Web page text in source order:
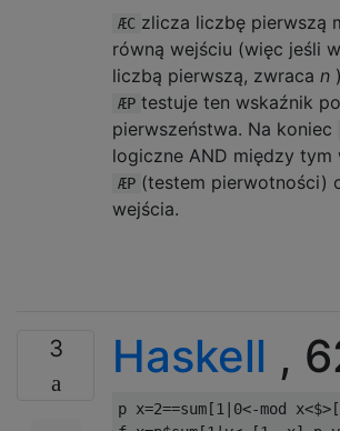
ÆC zlicza liczbę pierwszą
równą wejściu (więc jeśli
liczbą pierwszą, zwraca n
ÆP testuje ten wskaźnik
pierwszeństwa. Na koniec
logiczne AND między tym
ÆP (testem pierwotności)
wejścia.
3 Haskell ,
p x=2==sum [1 0<-mod x<$>[